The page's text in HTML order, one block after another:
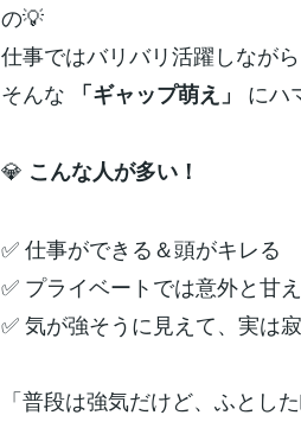
の💡
仕事ではバリバリ活躍しなが
そんな
「ギャップ萌え」 にハ
💎 こんな人が多い！
✅ 仕事ができる＆頭がキレる
✅ プライベートでは意外と甘
✅ 気が強そうに見えて、実は
「普段は強気だけど、ふとし